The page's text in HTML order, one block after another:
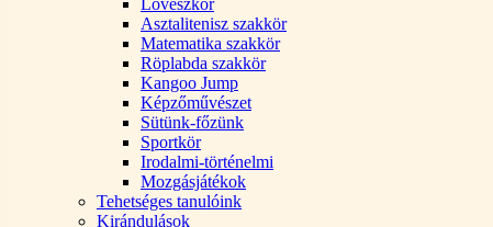
Lövészkör
Asztalitenisz szakkör
Matematika szakkör
Röplabda szakkör
Kangoo Jump
Képzőművészet
Sütünk-főzünk
Sportkör
Irodalmi-történelmi
Mozgásjátékok
Tehetséges tanulóink
Kirándulások